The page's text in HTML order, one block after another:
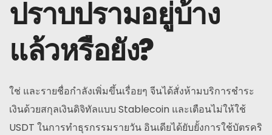
ปราบปรามอยู่บ้าง
แล้วหรือยัง?
ใช่ และรายชื่อกำลังเพิ่มขึ้นเรื่อยๆ จีนได้สั่งห้ามบริการชำระ
เงินด้วยสกุลเงินดิจิทัลแบบ Stablecoin และเตือนไม่ให้ใช้
USDT ในการทำธุรกรรมรายวัน อินเดียได้ยับยั้งการใช้บัตรคริ